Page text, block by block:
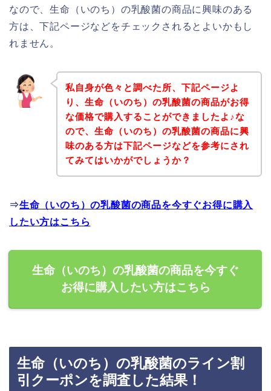
なので、生命（いのち）の乳酸菌の商品に興味のある
方は、下記ページなどをチェックされるとよいかもし
れません。
私自身が色々と調べた所、下記ページよ
り、生命（いのち）の乳酸菌の商品がお得
な価格で購入することができましたよ♪な
ので、生命（いのち）の乳酸菌の商品に興
味のある方は下記ページなどを参考にされ
てみてはいかがでしょうか？
⇒生命（いのち）の乳酸菌の商品を今すぐお得に購入
したい方はこちら
生命（いのち）の乳酸菌の商品を今すぐ
お得に購入したい方はこちら
生命（いのち）の乳酸菌のライン割
引クーポンを調査した結果！